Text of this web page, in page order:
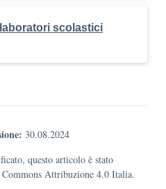
scolastici
30.08.2024
questo articolo è stato
Attribuzione 4.0 Italia.